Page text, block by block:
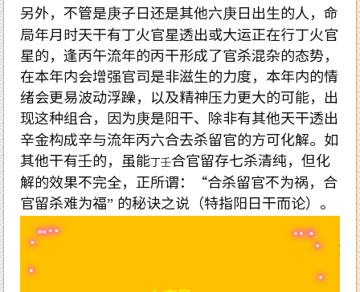
另外，不管是庚子日还是其他六庚日出生的人，命
局年月时天干有丁火官星透出或大运正在行丁火官
星的，逢丙午流年的丙干形成了官杀混杂的态势，
在本年内会增强官司是非滋生的力度，本年内的情
绪会更易波动浮躁，以及精神压力更大的可能，出
现这种组合，因为庚是阳干、除非有其他天干透出
辛金构成辛与流年丙六合去杀留官的方可化解。如
其他干有壬的，虽能丁壬合官留存七杀清纯，但化
解的效果不完全，正所谓：“合杀留官不为祸，合
官留杀难为福” 的秘诀之说（特指阳日干而论）。